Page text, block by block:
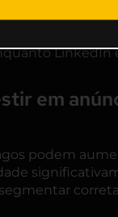
depende
LinkedIn
em
podem